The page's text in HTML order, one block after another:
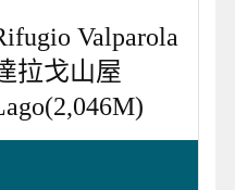
Valparola
拉戈山屋